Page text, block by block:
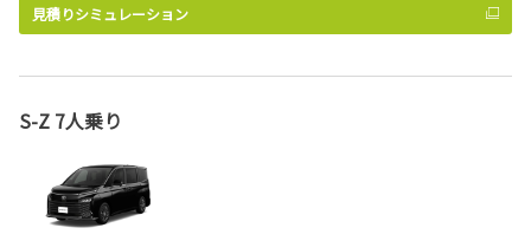
見積りシミュレーション
S-Z 7人乗り